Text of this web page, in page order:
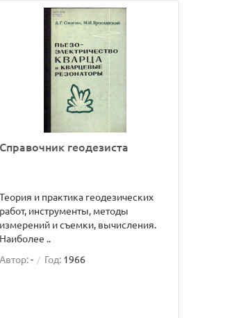
Справочник геодезиста
Теория и практика геодезических
работ, инструменты, методы
измерений и съемки, вычисления.
Наиболее ..
Автор:- Год: 1966